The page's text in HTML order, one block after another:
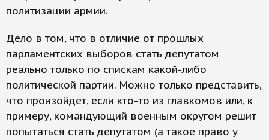
политизации армии.
Дело в том, что в отличие от прошлых
парламентских выборов стать депутатом
реально только по спискам какой-либо
политической партии. Можно только представить,
что произойдет, если кто-то из главкомов или, к
примеру, командующий военным округом решит
попытаться стать депутатом (а такое право у